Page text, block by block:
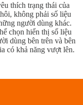
thích trạng thái của
không phải số liệu
người dùng khác.
chọn hiển thị số liệu
dùng bên trên và bên
có khả năng vượt lên.